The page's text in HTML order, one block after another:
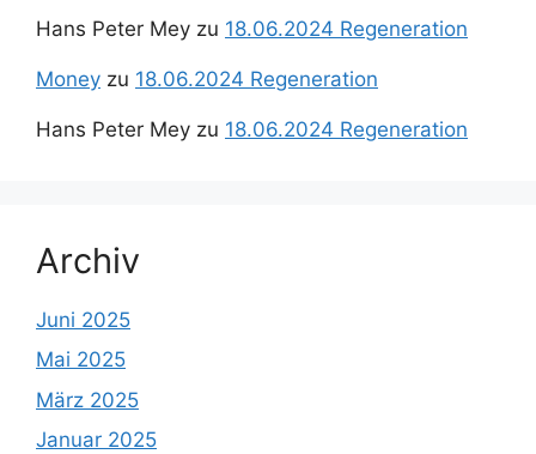
Hans Peter Mey zu 18.06.2024 Regeneration
Money zu 18.06.2024 Regeneration
Hans Peter Mey zu 18.06.2024 Regeneration
Archiv
Juni 2025
Mai 2025
März 2025
Januar 2025